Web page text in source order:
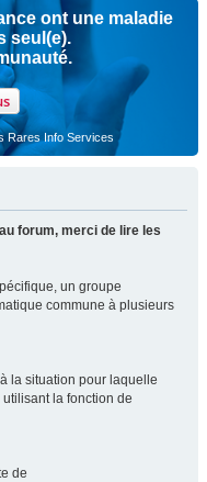
ont une maladie
seul(e).
Rares Info Services
forum, merci de lire les
un groupe
commune à plusieurs
la situation pour laquelle
la fonction de
de